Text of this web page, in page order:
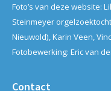
Foto’s van deze website:
Steinmeyer
Nieuwold), Karin Veen,
Fotobewerking: Eric van
Contact